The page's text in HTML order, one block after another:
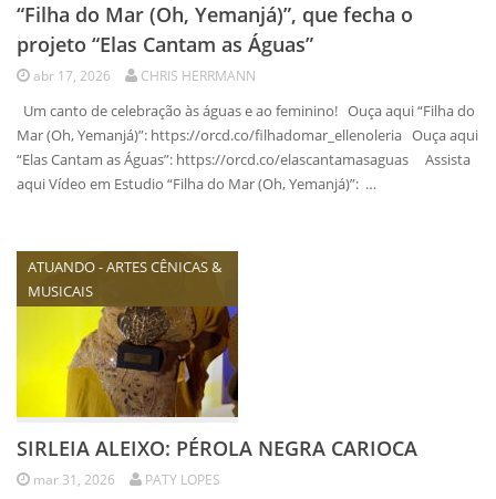
“Filha do Mar (Oh, Yemanjá)”, que fecha o
projeto “Elas Cantam as Águas”
abr 17, 2026 CHRIS HERRMANN
Um canto de celebração às águas e ao feminino! Ouça aqui “Filha do
Mar (Oh, Yemanjá)”: https://orcd.co/filhadomar_ellenoleria Ouça aqui
“Elas Cantam as Águas”: https://orcd.co/elascantamasaguas Assista
aqui Vídeo em Estudio “Filha do Mar (Oh, Yemanjá)”: …
ATUANDO - ARTES CÊNICAS &
MUSICAIS
SIRLEIA ALEIXO: PÉROLA NEGRA CARIOCA
mar 31, 2026 PATY LOPES